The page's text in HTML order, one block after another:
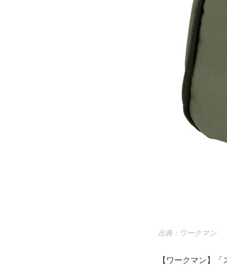
出典：ワークマン
【ワークマン】